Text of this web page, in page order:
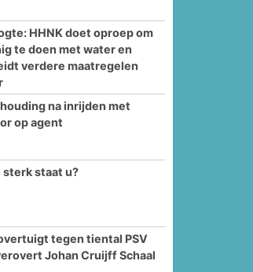
HHNK doet oproep om
te doen met water en
verdere maatregelen
na inrijden met
op agent
sterk staat u?
tegen tiental PSV
Johan Cruijff Schaal